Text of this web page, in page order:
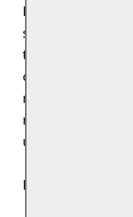
Fiecare bucată
structură,
timpul vopsirii și
cum ar fi petele
mușcăturile de
naturalețea
unic.
DURABILITATE